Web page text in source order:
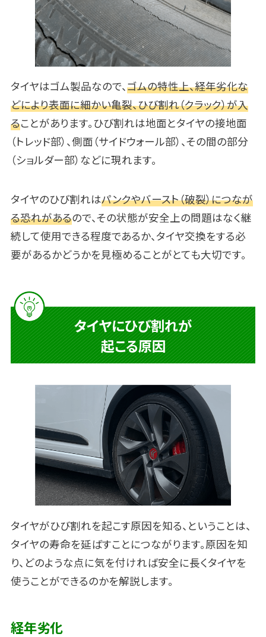
タイヤはゴム製品なので、ゴムの特性上、経年劣化な
どにより表面に細かい亀裂、ひび割れ（クラック）が入
ることがあります。ひび割れは地面とタイヤの接地面
（トレッド部）、側面（サイドウォール部）、その間の部分
（ショルダー部）などに現れます。
タイヤのひび割れはパンクやバースト（破裂）につなが
る恐れがあるので、その状態が安全上の問題はなく継
続して使用できる程度であるか、タイヤ交換をする必
要があるかどうかを見極めることがとても大切です。
タイヤにひび割れが
起こる原因
タイヤがひび割れを起こす原因を知る、ということは、
タイヤの寿命を延ばすことにつながります。原因を知
り、どのような点に気を付ければ安全に長くタイヤを
使うことができるのかを解説します。
経年劣化